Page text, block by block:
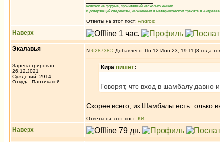
новичок на форуме, прочитавший несколько книжек
и доверяющий сведениям, изложенным в метафизическом трактате
Ответы на этот пост: Android
Наверх
Экалавья
Зарегистрирован:
26.12.2021
Суждений: 2914
Откуда: Пантикапей
№628738 Добавлено: Пн 12 Июн 23, 19:11 (3 года
Кира пишет:
Говорят, что вход в шамбалу давно
Скорее всего, из Шамбалы есть только
Ответы на этот пост: КИ
Наверх